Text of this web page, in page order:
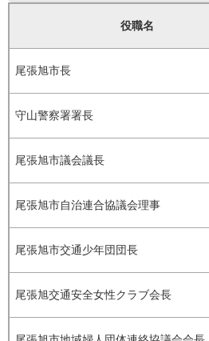
役職名
尾張旭市長
守山警察署署長
尾張旭市議会議長
尾張旭市自治連合協議会理事
尾張旭市交通少年団団長
尾張旭交通安全女性クラブ会長